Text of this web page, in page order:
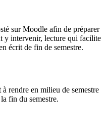
sur Moodle afin de préparer
y intervenir, lecture qui facilite
écrit de fin de semestre.
rendre en milieu de semestre
fin du semestre.